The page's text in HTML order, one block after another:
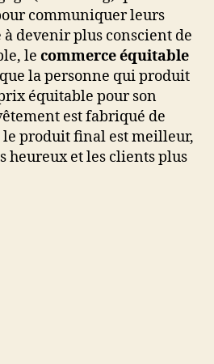
communiquer leurs
à devenir plus conscient de
le commerce équitable
la personne qui produit
équitable pour son
est fabriqué de
produit final est meilleur,
heureux et les clients plus